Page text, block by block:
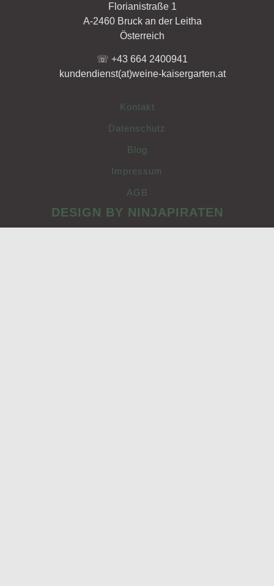
Florianistraße 1
A-2460 Bruck an der Leitha
Österreich
☏ +43 664 2400941
kundendienst(at)weine-kaisergarten.at
Kontakt
Datenschutz
Blog
Impressum
AGB
DESIGN BY NINJAPIRATEN